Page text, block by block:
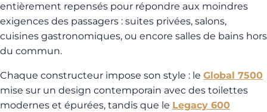
entièrement repensés pour répondre aux moindres
exigences des passagers : suites privées, salons,
cuisines gastronomiques, ou encore salles de bains hors
du commun.
Chaque constructeur impose son style : le Global 7500
mise sur un design contemporain avec des toilettes
modernes et épurées, tandis que le Legacy 600